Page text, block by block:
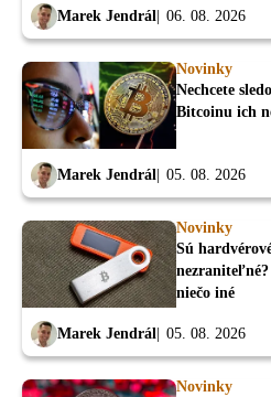
Marek Jendrál 06. 08. 2026
Novinky
Nechcete
Bitcoinu ich
Marek Jendrál 05. 08. 2026
Novinky
Sú
niečo iné
Marek Jendrál 05. 08. 2026
Novinky